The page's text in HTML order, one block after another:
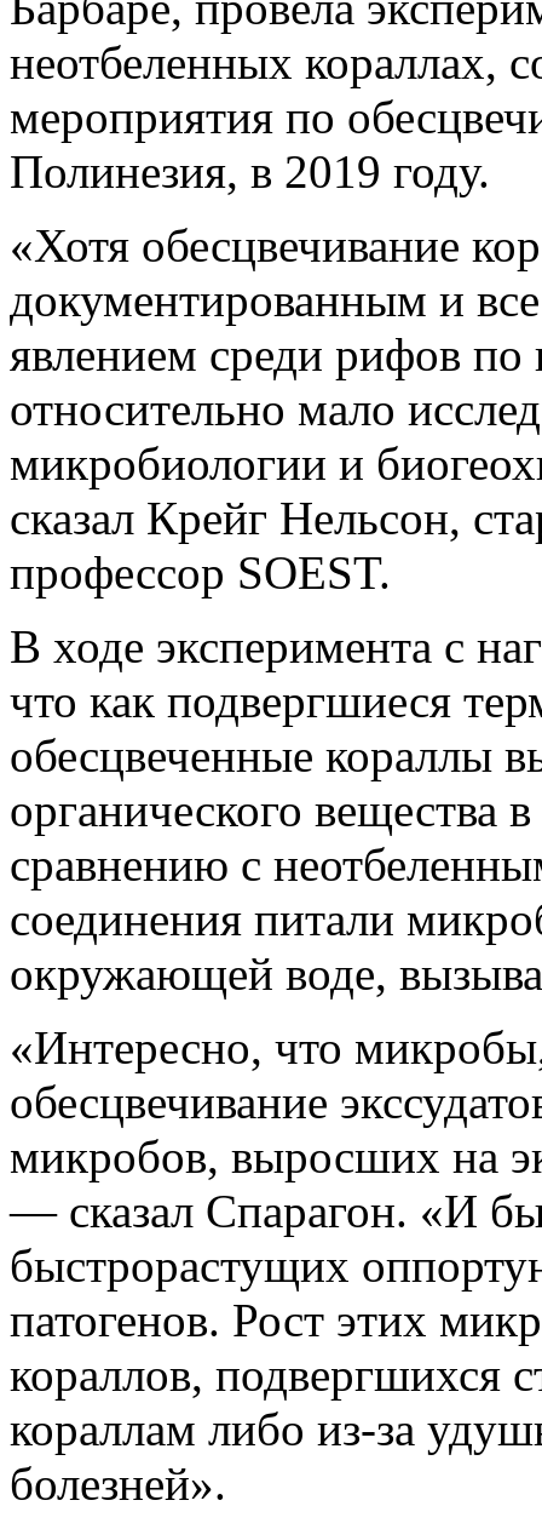
неотбеленных кораллах,
мероприятия по
Полинезия, в 2019 году.
«Хотя обесцвечивание
документированным и
явлением среди рифов
относительно мало
микробиологии и
сказал Крейг Нельсон,
профессор SOEST.
В ходе эксперимента с
что как подвергшиеся
обесцвеченные кораллы
органического вещества
сравнению с
соединения питали
окружающей воде,
«Интересно, что
обесцвечивание
микробов, выросших на
— сказал Спарагон. «И
быстрорастущих
патогенов. Рост этих
кораллов, подвергшихся
кораллам либо из-за
болезней».